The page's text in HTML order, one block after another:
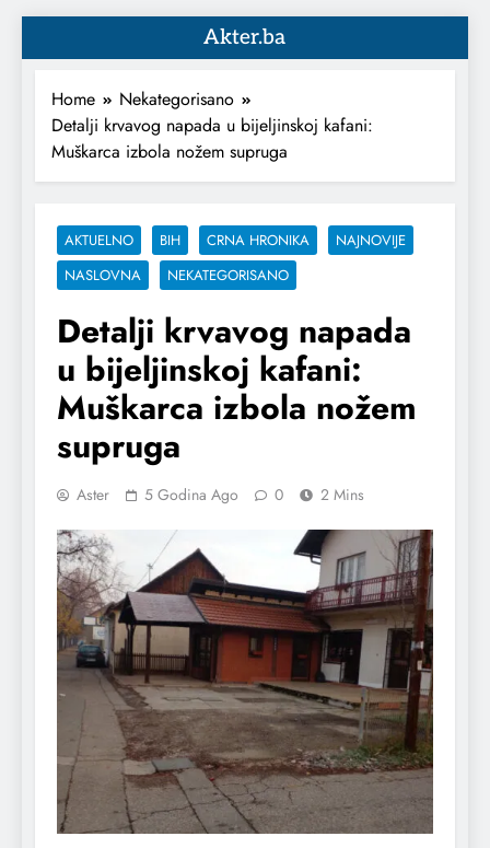
Akter.ba
Home
Nekategorisano
Detalji krvavog napada u bijeljinskoj kafani:
Muškarca izbola nožem supruga
AKTUELNO BIH CRNA HRONIKA
NAJNOVIJE
NASLOVNA
NEKATEGORISANO
Detalji krvavog napada
u bijeljinskoj kafani:
Muškarca izbola nožem
supruga
Aster 5 Godina Ago 0 2 Mins